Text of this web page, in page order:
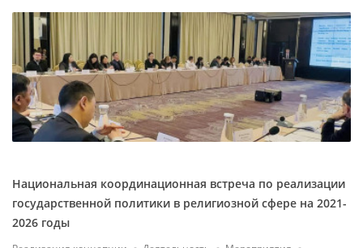
Национальная координационная встреча по реализации
государственной политики в религиозной сфере на 2021-
2026 годы